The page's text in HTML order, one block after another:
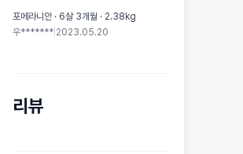
포메라니안 · 6살 3개월 · 2.38kg
우******* 2023.05.20
리뷰